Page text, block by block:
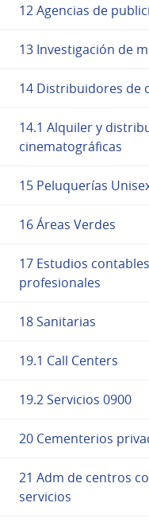
12 Agencias de
13 Investigación de
14 Distribuidores de
14.1 Alquiler y
cinematográficas
15 Peluquerías
16 Áreas Verdes
17 Estudios
profesionales
18 Sanitarias
19.1 Call Centers
19.2 Servicios 0900
20 Cementerios
21 Adm de centros
servicios